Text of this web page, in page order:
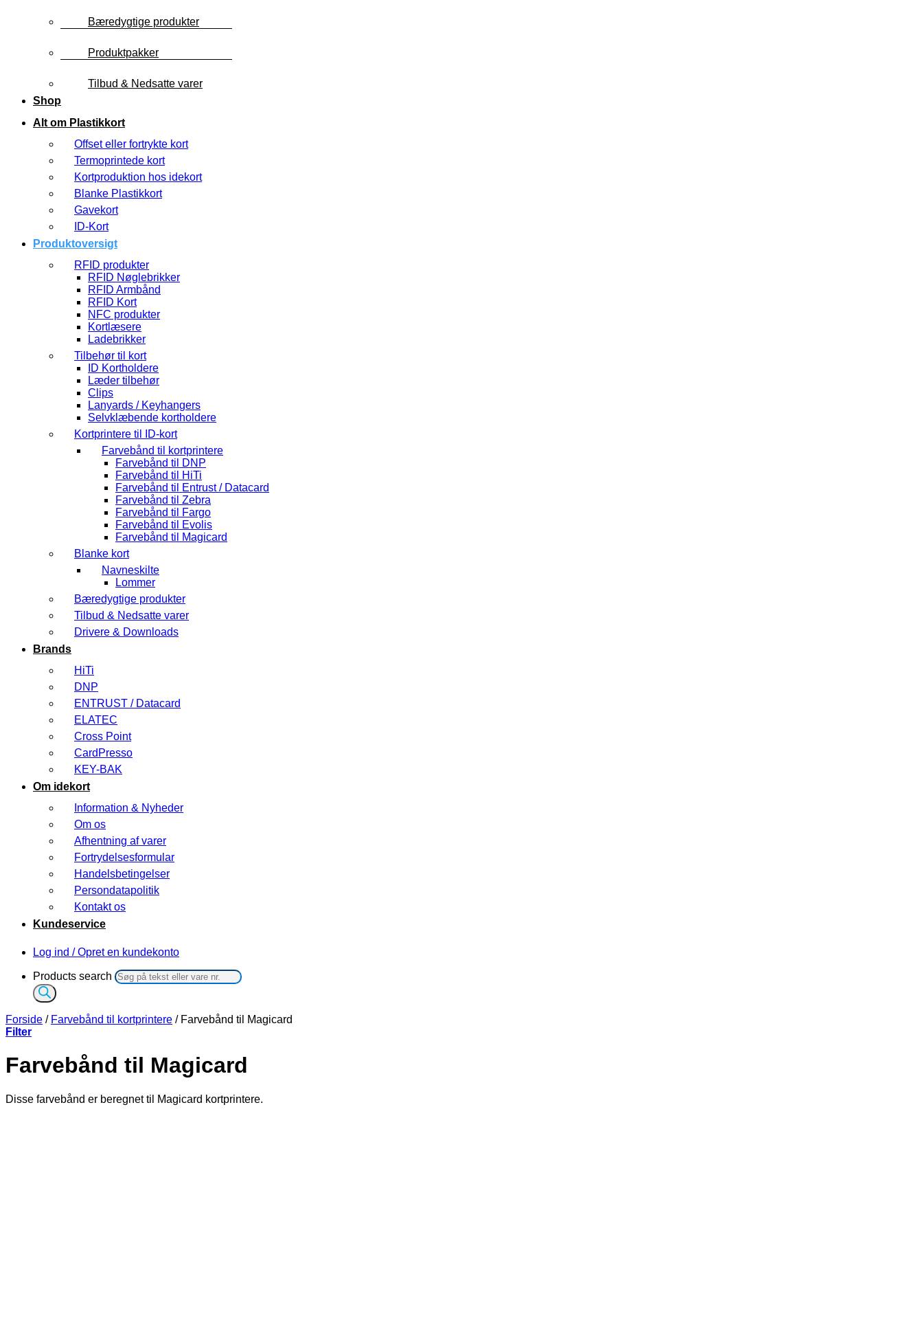
Bæredygtige produkter
Produktpakker
Tilbud & Nedsatte varer
Shop
Alt om Plastikkort
Offset eller fortrykte kort
Termoprintede kort
Kortproduktion hos idekort
Blanke Plastikkort
Gavekort
ID-Kort
Produktoversigt
RFID produkter
RFID Nøglebrikker
RFID Armbånd
RFID Kort
NFC produkter
Kortlæsere
Ladebrikker
Tilbehør til kort
ID Kortholdere
Læder tilbehør
Clips
Lanyards / Keyhangers
Selvklæbende kortholdere
Kortprintere til ID-kort
Farvebånd til kortprintere
Farvebånd til DNP
Farvebånd til HiTi
Farvebånd til Entrust / Datacard
Farvebånd til Zebra
Farvebånd til Fargo
Farvebånd til Evolis
Farvebånd til Magicard
Blanke kort
Navneskilte
Lommer
Bæredygtige produkter
Tilbud & Nedsatte varer
Drivere & Downloads
Brands
HiTi
DNP
ENTRUST / Datacard
ELATEC
Cross Point
CardPresso
KEY-BAK
Om idekort
Information & Nyheder
Om os
Afhentning af varer
Fortrydelsesformular
Handelsbetingelser
Persondatapolitik
Kontakt os
Kundeservice
Log ind / Opret en kundekonto
Products search
Forside / Farvebånd til kortprintere /Farvebånd til Magicard
Filter
Farvebånd til Magicard
Disse farvebånd er beregnet til Magicard kortprintere.